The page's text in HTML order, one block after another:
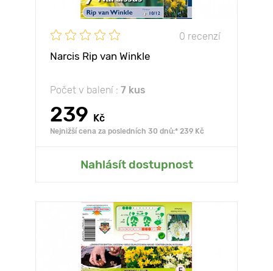
0 recenzí
Narcis Rip van Winkle
Počet v balení : 7 kus
239 Kč
Nejnižší cena za posledních 30 dnů:* 239 Kč
Nahlásít dostupnost